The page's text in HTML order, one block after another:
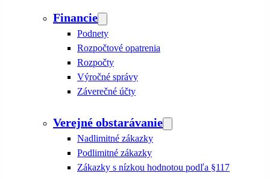
Financie
Podnety
Rozpočtové opatrenia
Rozpočty
Výročné správy
Záverečné účty
Verejné obstarávanie
Nadlimitné zákazky
Podlimitné zákazky
Zákazky s nízkou hodnotou podľa §117